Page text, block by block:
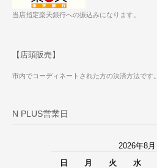
当店指定楽天銀行への振込みになります。
【店頭販売】
市内でコーディネートされた方の決済方法です。
N PLUS営業日
2026年8月
日
月 火 水